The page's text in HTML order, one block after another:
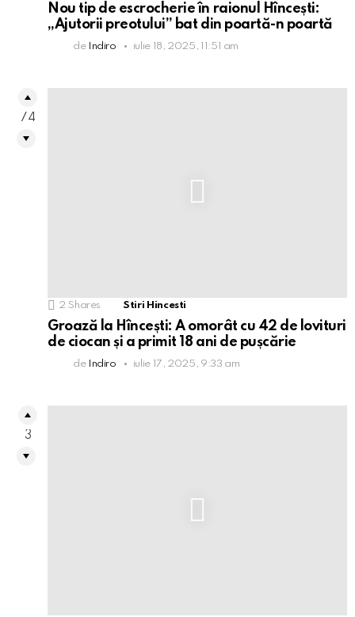
Nou tip de escrocherie în raionul Hîncești:
„Ajutorii preotului” bat din poartă-n poartă
de Indiro iulie 18, 2025, 11:51 am
2 Shares Stiri Hincesti
Groază la Hîncești: A omorât cu 42 de lovituri
de ciocan și a primit 18 ani de pușcărie
de Indiro iulie 17, 2025, 9:33 am
74
3